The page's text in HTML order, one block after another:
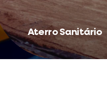
Aterro Sanitário